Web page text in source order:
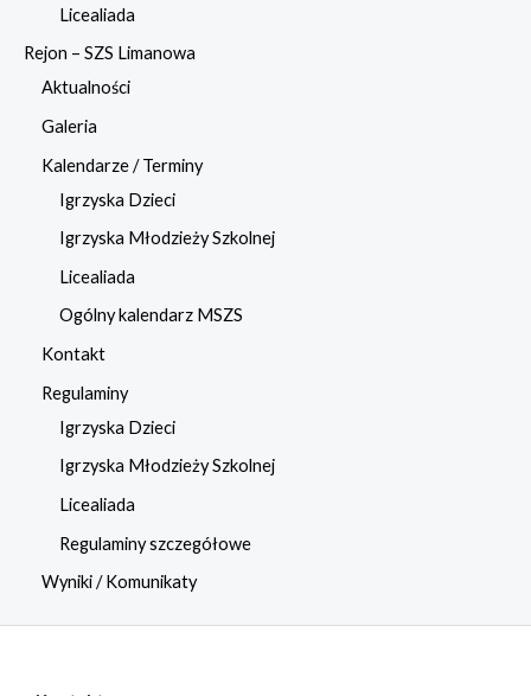
Licealiada
Rejon – SZS Limanowa
Aktualności
Galeria
Kalendarze / Terminy
Igrzyska Dzieci
Igrzyska Młodzieży Szkolnej
Licealiada
Ogólny kalendarz MSZS
Kontakt
Regulaminy
Igrzyska Dzieci
Igrzyska Młodzieży Szkolnej
Licealiada
Regulaminy szczegółowe
Wyniki / Komunikaty